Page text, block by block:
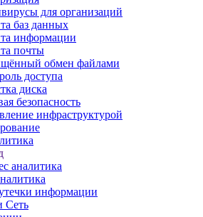
для организаций
баз данных
информации
почты
обмен файлами
доступа
диска
безопасность
инфраструктурой
аналитика
информации
Сеть